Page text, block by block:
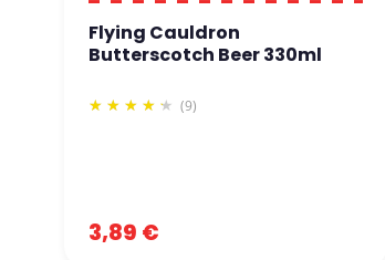
Flying Cauldron
Butterscotch Beer 330ml
(9)
3,89 €